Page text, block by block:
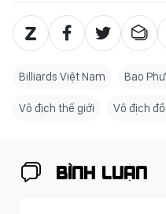
Billiards Việt Nam Bao
Vô địch thế giới Vô địch
BÌNH LUẬN